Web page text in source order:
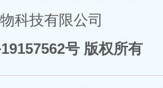
科技有限公司
号 版权所有